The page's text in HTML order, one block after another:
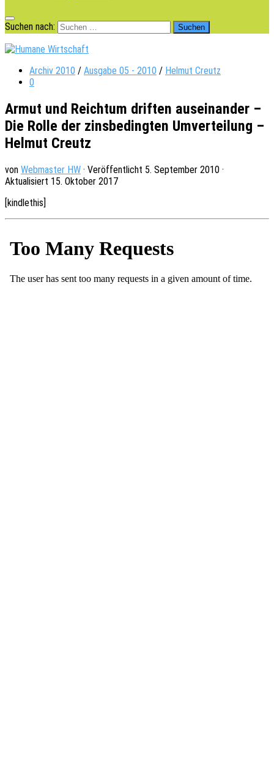
Suchen nach:
Archiv 2010 / Ausgabe 05 - 2010 / Helmut Creutz
0
Armut und Reichtum driften auseinander –
Die Rolle der zinsbedingten Umverteilung –
Helmut Creutz
von Webmaster HW · Veröffentlicht 5. September 2010 ·
Aktualisiert 15. Oktober 2017
[kindle­this]